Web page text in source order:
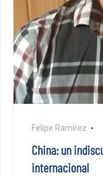
Felipe Ramírez
China: un
internacional